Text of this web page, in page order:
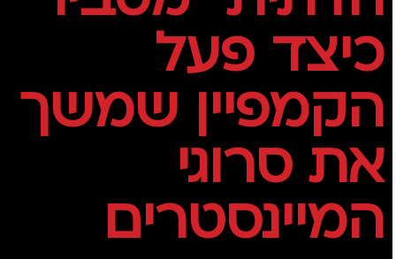
כיצד פעל
הקמפיין שמשך
את סרוגי
המיינסטרים